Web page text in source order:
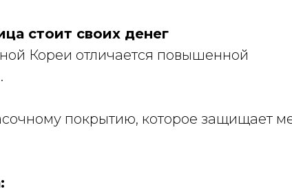
стоит своих денег
Кореи отличается повышенной
покрытию, которое защищает